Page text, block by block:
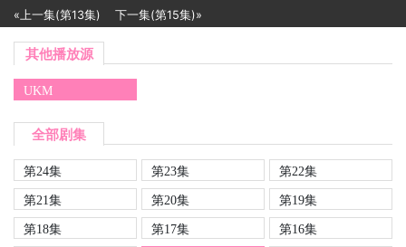
«上一集(第13集) 下一集(第15集)»
其他播放源
UKM
全部剧集
第24集 第23集
第22集
第21集
第20集
第19集
第18集
第17集
第16集